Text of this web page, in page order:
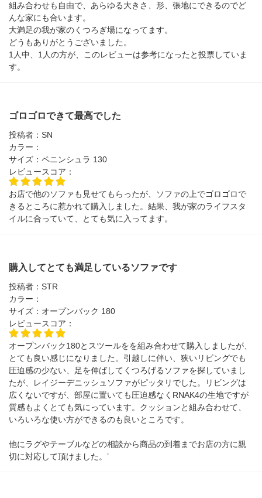
組み合わせも自由で、あらゆる大きさ、形、張地にできるのでど
んな家にも合います。
大満足の我が家のくつろぎ場になってます。
どうもありがとうございました。
1人中、1人の方が、このレビューは参考になったと投票していま
す。
ゴロゴロできて最高でした
投稿者： SN
カラー：
サイズ： ペニンシュラ 130
レビュースコア：
お店で他のソファも見せてもらったが、ソファの上でゴロゴロで
きるところに惹かれて購入しました。結果、我が家のライフスタ
イルに合っていて、とても気に入ってます。
購入してとても満足しているソファです
投稿者： STR
カラー：
サイズ： オープンバック 180
レビュースコア：
オープンバック180とスツールをを組み合わせて購入しましたが、
とても良い感じになりました。引越しに伴い、狭いリビングでも
圧迫感の少ない、足を伸ばしてくつろげるソファを探していまし
たが、レイジーデニッシュソファがピッタリでした。リビングは
広くないですが、部屋に置いても圧迫感なくRNAK4の生地ですが
質感もよくとても気にっています。クッションと組み合わせて、
いろいろな使い方ができるのも良いところです。
他にラグやテーブルなどの相談から商品の到着までお店の方に親
切に対応して頂けました。’